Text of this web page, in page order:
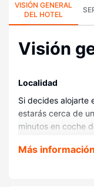
VISIÓN GENERAL
DEL HOTEL
Visión
Localidad
Si decides alojarte
estarás cerca de
minutos en coche
encuentra a 3,7
Más información